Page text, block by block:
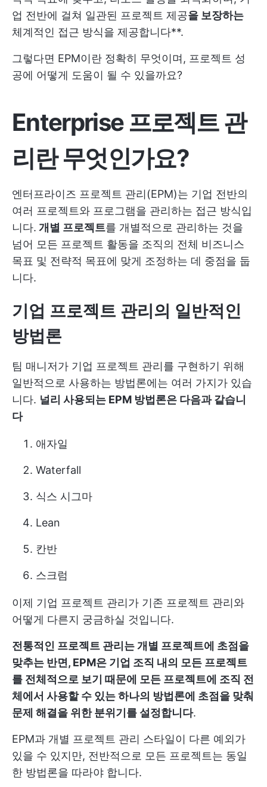
업 전반에 걸쳐 일관된 프로젝트 제공을 보장하는
체계적인 접근 방식을 제공합니다**.
그렇다면 EPM이란 정확히 무엇이며, 프로젝트 성
공에 어떻게 도움이 될 수 있을까요?
Enterprise 프로젝트 관
리란 무엇인가요?
엔터프라이즈 프로젝트 관리(EPM)는 기업 전반의
여러 프로젝트와 프로그램을 관리하는 접근 방식입
니다. 개별 프로젝트를 개별적으로 관리하는 것을
넘어 모든 프로젝트 활동을 조직의 전체 비즈니스
목표 및 전략적 목표에 맞게 조정하는 데 중점을 둡
니다.
기업 프로젝트 관리의 일반적인
방법론
팀 매니저가 기업 프로젝트 관리를 구현하기 위해
일반적으로 사용하는 방법론에는 여러 가지가 있습
니다. 널리 사용되는 EPM 방법론은 다음과 같습니
다
애자일
Waterfall
식스 시그마
Lean
칸반
스크럼
이제 기업 프로젝트 관리가 기존 프로젝트 관리와
어떻게 다른지 궁금하실 것입니다.
전통적인 프로젝트 관리는 개별 프로젝트에 초점을
맞추는 반면, EPM은 기업 조직 내의 모든 프로젝트
를 전체적으로 보기 때문에 모든 프로젝트에 조직 전
체에서 사용할 수 있는 하나의 방법론에 초점을 맞춰
문제 해결을 위한 분위기를 설정합니다.
EPM과 개별 프로젝트 관리 스타일이 다른 예외가
있을 수 있지만, 전반적으로 모든 프로젝트는 동일
한 방법론을 따라야 합니다.